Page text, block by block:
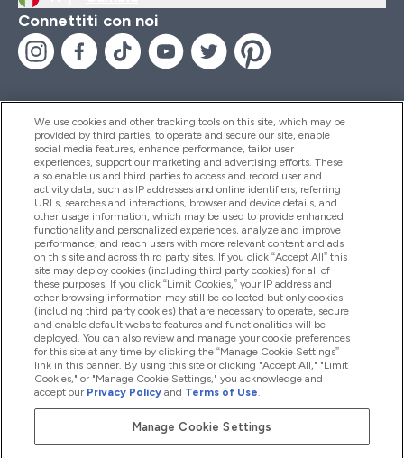
Connettiti con noi
Aiuto & Informazioni
Prodotti
Chi Siamo
Fedeltà & Premi
2026 The Hut.com Ltd
We use cookies and other tracking tools on this site, which may be
provided by third parties, to operate and secure our site, enable
social media features, enhance performance, tailor user
experiences, support our marketing and advertising efforts. These
also enable us and third parties to access and record user and
activity data, such as IP addresses and online identifiers, referring
URLs, searches and interactions, browser and device details, and
other usage information, which may be used to provide enhanced
functionality and personalized experiences, analyze and improve
performance, and reach users with more relevant content and ads
on this site and across third party sites. If you click “Accept All” this
site may deploy cookies (including third party cookies) for all of
these purposes. If you click “Limit Cookies,” your IP address and
other browsing information may still be collected but only cookies
(including third party cookies) that are necessary to operate, secure
and enable default website features and functionalities will be
deployed. You can also review and manage your cookie preferences
for this site at any time by clicking the “Manage Cookie Settings”
link in this banner. By using this site or clicking "Accept All," "Limit
Cookies," or "Manage Cookie Settings," you acknowledge and
accept our Privacy Policy and Terms of Use.
Manage Cookie Settings